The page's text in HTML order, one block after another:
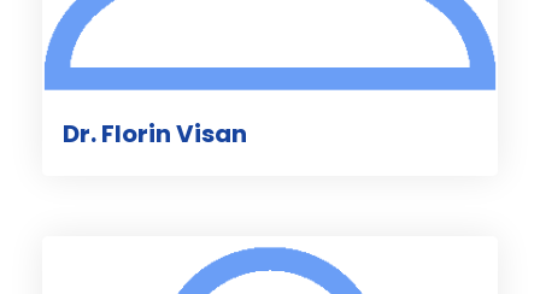
Dr. Florin Visan